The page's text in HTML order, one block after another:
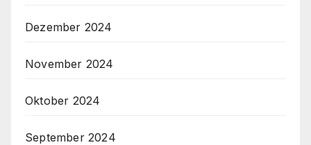
Dezember 2024
November 2024
Oktober 2024
September 2024